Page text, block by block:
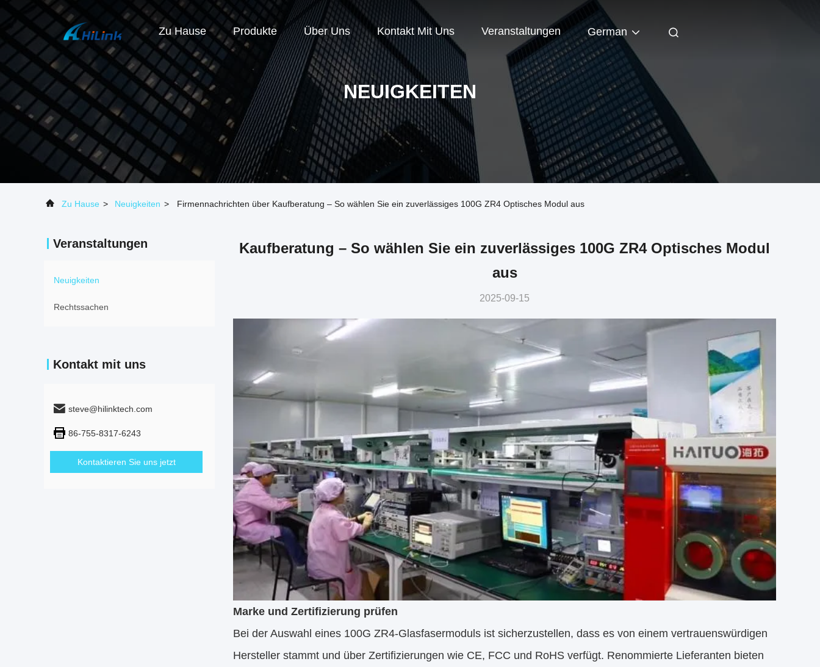
Zu Hause Produkte Über Uns Kontakt Mit Uns Veranstaltungen German
NEUIGKEITEN
Zu Hause > Neuigkeiten > Firmennachrichten über Kaufberatung – So wählen Sie ein zuverlässiges 100G ZR4 Optisches Modul aus
Veranstaltungen
Neuigkeiten
Rechtssachen
Kontakt mit uns
steve@hilinktech.com
86-755-8317-6243
Kontaktieren Sie uns jetzt
Kaufberatung – So wählen Sie ein zuverlässiges 100G ZR4 Optisches Modul
aus
2025-09-15
Marke und Zertifizierung prüfen
Bei der Auswahl eines 100G ZR4-Glasfasermoduls ist sicherzustellen, dass es von einem vertrauenswürdigen
Hersteller stammt und über Zertifizierungen wie CE, FCC und RoHS verfügt. Renommierte Lieferanten bieten